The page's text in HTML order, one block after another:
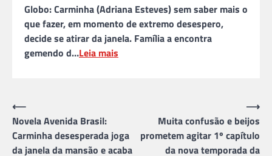
Globo: Carminha (Adriana Esteves) sem saber mais o
que fazer, em momento de extremo desespero,
decide se atirar da janela. Família a encontra
gemendo d…Leia mais
Navegação
de
Post
⟵
Novela Avenida Brasil:
Carminha desesperada joga
da janela da mansão e acaba
Muita confusão e beijos
prometem agitar 1º capítulo
da nova temporada da
⟶